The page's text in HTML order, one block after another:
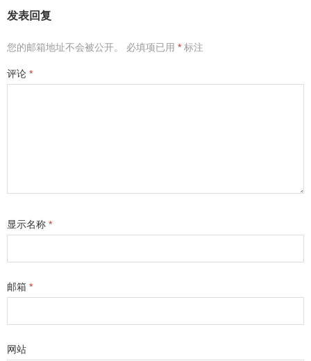
发表回复
您的邮箱地址不会被公开。 必填项已用 * 标注
评论 *
显示名称 *
邮箱 *
网站